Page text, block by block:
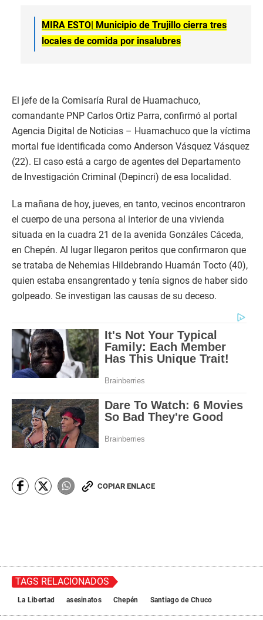
MIRA ESTO| Municipio de Trujillo cierra tres
locales de comida por insalubres
El jefe de la Comisaría Rural de Huamachuco,
comandante PNP Carlos Ortiz Parra, confirmó al portal
Agencia Digital de Noticias – Huamachuco que la víctima
mortal fue identificada como Anderson Vásquez Vásquez
(22). El caso está a cargo de agentes del Departamento
de Investigación Criminal (Depincri) de esa localidad.
La mañana de hoy, jueves, en tanto, vecinos encontraron
el cuerpo de una persona al interior de una vivienda
situada en la cuadra 21 de la avenida Gonzáles Cáceda,
en Chepén. Al lugar llegaron peritos que confirmaron que
se trataba de Nehemias Hildebrando Huamán Tocto (40),
quien estaba ensangrentado y tenía signos de haber sido
golpeado. Se investigan las causas de su deceso.
COPIAR ENLACE
TAGS RELACIONADOS
La Libertad asesinatos Chepén Santiago de Chuco